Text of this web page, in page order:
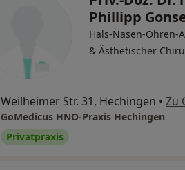
Phillipp
Hals-Nasen-Ohren-
& Ästhetischer
Weilheimer Str. 31, Hechingen • Zu
GoMedicus HNO-Praxis Hechingen
Privatpraxis